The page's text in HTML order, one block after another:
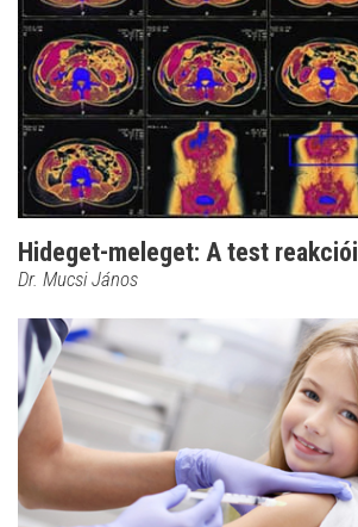
Hideget-meleget: A test reakciói
Dr. Mucsi János